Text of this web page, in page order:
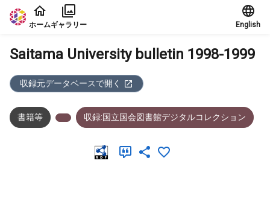
本文に飛ぶ
ホームギャラリー English
Saitama University bulletin 1998-1999
収録元データベースで開く
書籍等 収録:国立国会図書館デジタルコレクション